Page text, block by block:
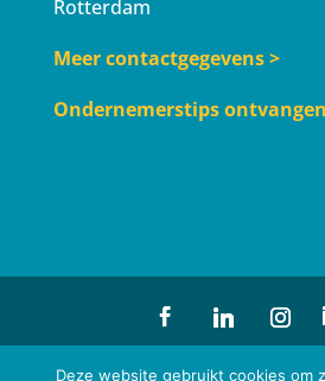
Rotterdam
Meer contactgegevens >
Ondernemerstips
© Karreman010° | Design Renew
Deze website gebruikt cookies om